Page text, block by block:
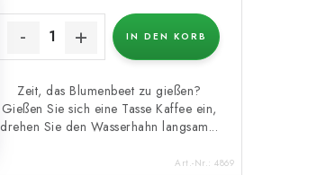
IN DEN KORB
Zeit, das Blumenbeet zu gießen?
Gießen Sie sich eine Tasse Kaffee ein,
drehen Sie den Wasserhahn langsam...
Art.-Nr.: 4869